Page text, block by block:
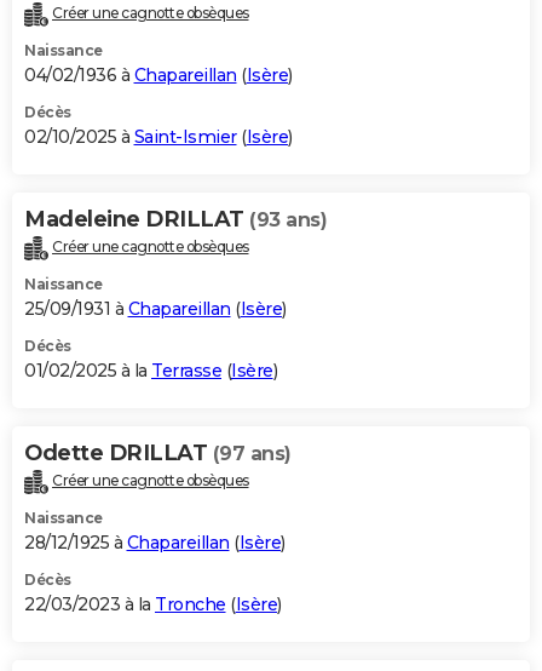
Destinations
City break
Voyage nature
Voyage de noces
Forum
Climat
+PHOTO
GUIDES D'ACHAT
BONS PLANS
Carte de Noël
Carte Bonne année
Carte Saint-Valentin
Carte Pâques
Carte d'anniversaire
DICTIONNAIRE
Dictionnaire
Biographies
Citations
Expressions
Proverbes
PROGRAMME TV
S'inscrire
Se connecter
Lycées
Collèges
Primaires
Universités
Entreprises
Service militaire
Avis de recherche
AVIS DE DÉCÈS
Bricolage
Lifestyle
Culture
Sport
Auto
Television
Voyage
Cinema
Créer une cagnotte obsèques
Naissance
04/02/1936 à Chapareillan (Isère)
Décès
02/10/2025 à Saint-Ismier(Isère)
Madeleine DRILLAT (93 ans)
Créer une cagnotte obsèques
Naissance
25/09/1931 à Chapareillan (Isère)
Décès
01/02/2025 à la Terrasse (Isère)
Odette DRILLAT (97 ans)
Créer une cagnotte obsèques
Naissance
28/12/1925 à Chapareillan (Isère)
Décès
22/03/2023 à la Tronche (Isère)